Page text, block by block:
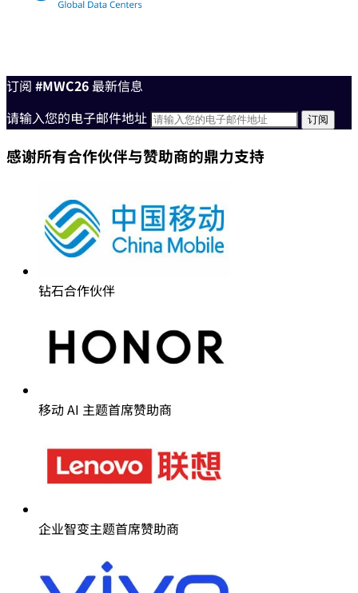
订阅#MWC26 最新信息
请输入您的电子邮件地址
感谢所有合作伙伴与赞助商的鼎力支持
移动 AI 主题首席赞助商